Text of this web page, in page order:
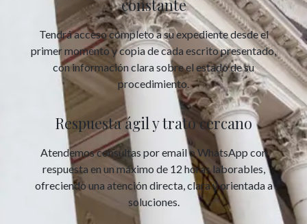
constante
Tendrá acceso completo a su expediente desde el
primer momento y copia de cada escrito presentado,
con información clara sobre el estado de su
procedimiento.
Respuesta ágil y trato cercano
Atendemos consultas por email o WhatsApp con
respuesta en un máximo de 12 horas laborables,
ofreciendo una atención directa, clara y orientada a
soluciones.